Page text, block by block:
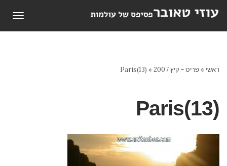
ראשי »פריס - קיץ 2007 »
Paris(13)
Paris(13)